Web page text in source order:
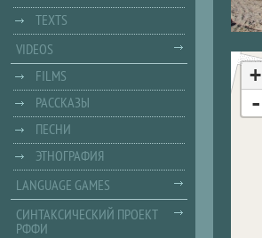
+
-
TEXTS
VIDEOS
FILMS
РАССКАЗЫ
ПЕСНИ
ЭТНОГРАФИЯ
LANGUAGE GAMES
СИНТАКСИЧЕСКИЙ ПРОЕКТ
РФФИ